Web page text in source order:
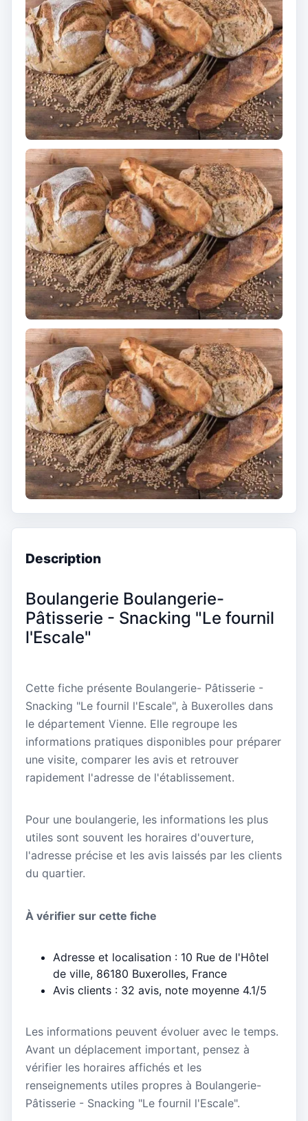
Description
Boulangerie Boulangerie-
Pâtisserie - Snacking "Le fournil
l'Escale"
Cette fiche présente Boulangerie- Pâtisserie -
Snacking "Le fournil l'Escale", à Buxerolles dans
le département Vienne. Elle regroupe les
informations pratiques disponibles pour préparer
une visite, comparer les avis et retrouver
rapidement l'adresse de l'établissement.
Pour une boulangerie, les informations les plus
utiles sont souvent les horaires d'ouverture,
l'adresse précise et les avis laissés par les clients
du quartier.
À vérifier sur cette fiche
Adresse et localisation : 10 Rue de l'Hôtel
de ville, 86180 Buxerolles, France
Avis clients : 32 avis, note moyenne 4.1/5
Les informations peuvent évoluer avec le temps.
Avant un déplacement important, pensez à
vérifier les horaires affichés et les
renseignements utiles propres à Boulangerie-
Pâtisserie - Snacking "Le fournil l'Escale".